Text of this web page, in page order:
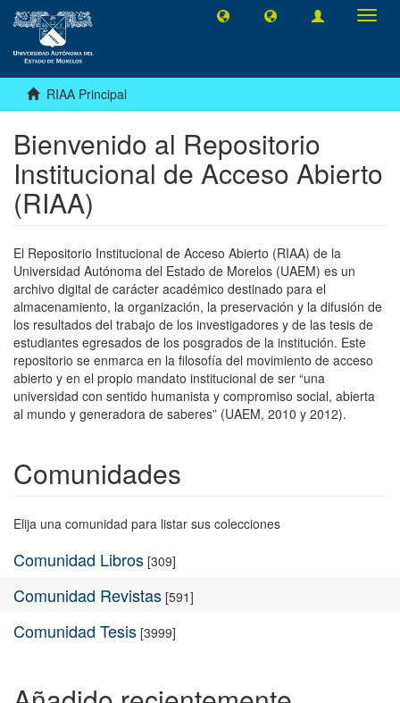
RIAA Principal
Bienvenido al Repositorio
Institucional de Acceso Abierto
(RIAA)
El Repositorio Institucional de Acceso Abierto (RIAA) de la
Universidad Autónoma del Estado de Morelos (UAEM) es un
archivo digital de carácter académico destinado para el
almacenamiento, la organización, la preservación y la difusión de
los resultados del trabajo de los investigadores y de las tesis de
estudiantes egresados de los posgrados de la institución. Este
repositorio se enmarca en la filosofía del movimiento de acceso
abierto y en el propio mandato institucional de ser “una
universidad con sentido humanista y compromiso social, abierta
al mundo y generadora de saberes” (UAEM, 2010 y 2012).
Comunidades
Elija una comunidad para listar sus colecciones
Comunidad Libros [309]
Comunidad Revistas [591]
Comunidad Tesis [3999]